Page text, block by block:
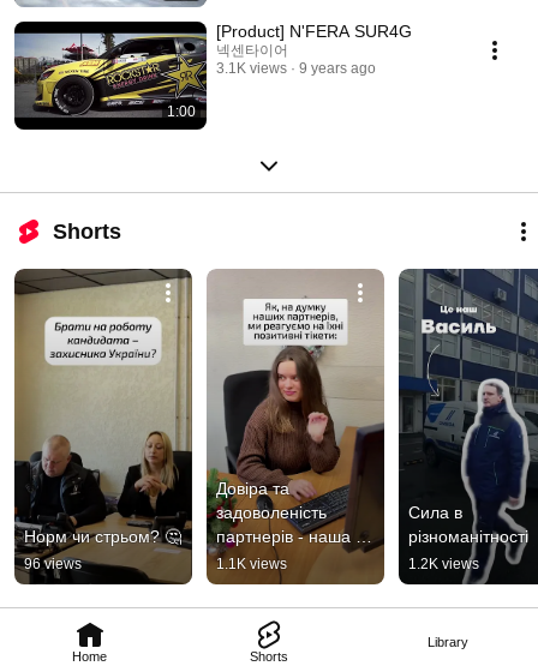
Home Shorts
Library
1:00
[Product] N'FERA SUR4G
넥센타이어
3.1K views
9 years ago
Shorts
Норм чи стрьом? 🤔
96 views
Довіра та
задоволеність
партнерів - наша
головна цінність
1.1K views
Сила в
різноманітності
1.2K views